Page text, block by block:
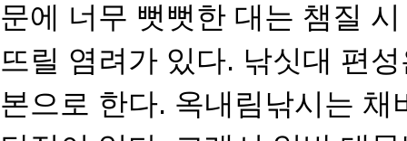
문에 너무 뻣뻣한 대는 챔질
뜨릴 염려가 있다. 낚싯대 편
본으로 한다. 옥내림낚시는 채